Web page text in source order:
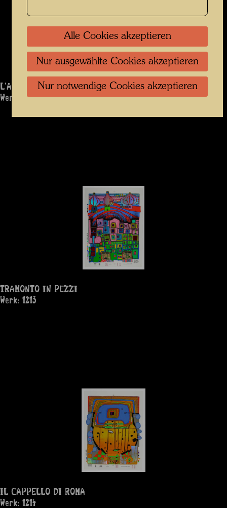
L'ALFABETO - ALPHABET
Werk: 1212
TRAMONTO IN PEZZI
Werk: 1213
IL CAPPELLO DI ROMA
Werk: 1214
Alle Cookies akzeptieren
Nur ausgewählte Cookies akzeptieren
Nur notwendige Cookies akzeptieren